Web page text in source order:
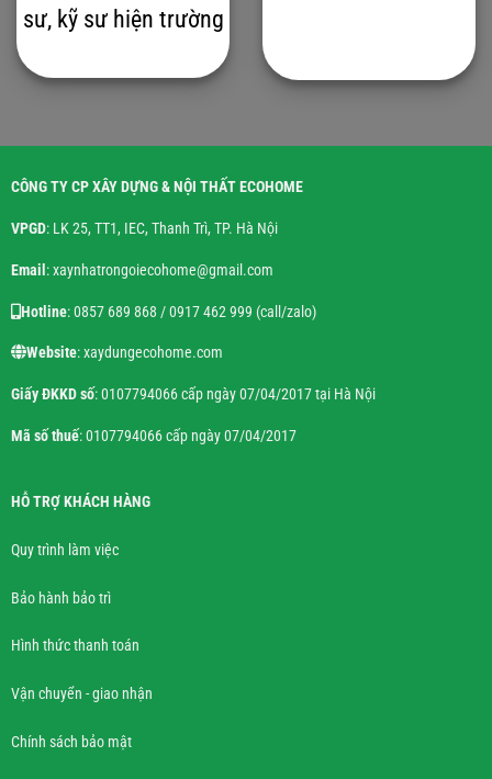
sư, kỹ sư hiện trường
CÔNG TY CP XÂY DỰNG & NỘI THẤT ECOHOME
VPGD: LK 25, TT1, IEC, Thanh Trì, TP. Hà Nội
Email : xaynhatrongoiecohome@gmail.com
Hotline: 0857 689 868 / 0917 462 999 (call/zalo)
Website: xaydungecohome.com
Giấy ĐKKD số: 0107794066 cấp ngày 07/04/2017 tại Hà Nội
Mã số thuế: 0107794066 cấp ngày 07/04/2017
HỖ TRỢ KHÁCH HÀNG
Quy trình làm việc
Bảo hành bảo trì
Hình thức thanh toán
Vận chuyển - giao nhận
Chính sách bảo mật